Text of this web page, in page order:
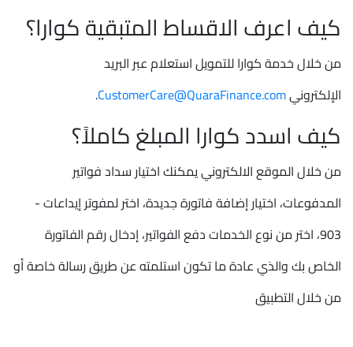
كيف اعرف الاقساط المتبقية كوارا؟
من خلال خدمة كوارا للتمويل استعلام عبر البريد
الإلكترونيCustomerCare@QuaraFinance.com
.
كيف اسدد كوارا المبلغ كاملاً؟
من خلال الموقع الالكتروني يمكنك اختيار سداد فواتير
المدفوعات، اختيار إضافة فاتورة جديدة، اختر لمفوتر إيداعات -
903، اختر من نوع الخدمات دفع الفواتير، إدخال رقم الفاتورة
الخاص بك والذي عادة ما تكون استلمته عن طريق رسالة خاصة أو
من خلال التطبيق